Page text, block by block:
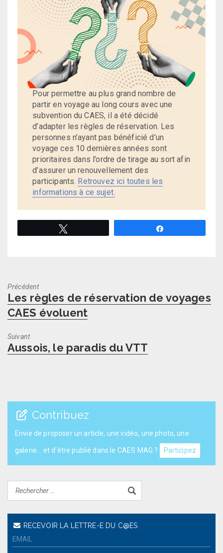
Pour permettre au plus grand nombre de
partir en voyage au long cours avec une
subvention du CAES, il a été décidé
d’adapter les règles de réservation. Les
personnes n’ayant pas bénéficié d’un
voyage ces 10 dernières années sont
prioritaires dans l’ordre de tirage au sort afin
d’assurer un renouvellement des
participants. Retrouvez ici toutes les
informations à ce sujet.
Précédent
Previous
post:
Les règles de réservation de voyages
CAES évoluent
Suivant
Next
post:
Aussois, le paradis du VTT
Contribuez
Envie de proposer un article, une vidéo, une photo, une
galerie... et d'être publié dans le CAES MAG ? Participez
RECEVOIR LA LETTRE-E DU C@ES